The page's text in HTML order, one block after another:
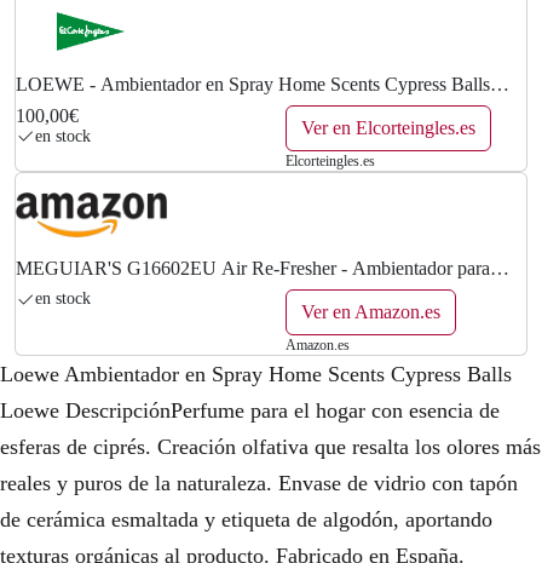
LOEWE - Ambientador en Spray Home Scents Cypress Balls
Loewe.
100,00€
en stock Ver en Elcorteingles.es
Elcorteingles.es
MEGUIAR'S G16602EU Air Re-Fresher - Ambientador para
Coche (Olor a Brisa de Verano) 71 g
en stock
Ver en Amazon.es
Amazon.es
Loewe Ambientador en Spray Home Scents Cypress Balls
Loewe DescripciónPerfume para el hogar con esencia de
esferas de ciprés. Creación olfativa que resalta los olores más
reales y puros de la naturaleza. Envase de vidrio con tapón
de cerámica esmaltada y etiqueta de algodón, aportando
texturas orgánicas al producto. Fabricado en España.